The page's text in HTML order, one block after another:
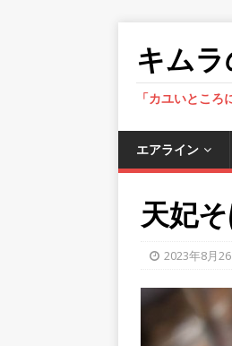
キム
「カユいとこ
エアライン
天妃
2023年8月